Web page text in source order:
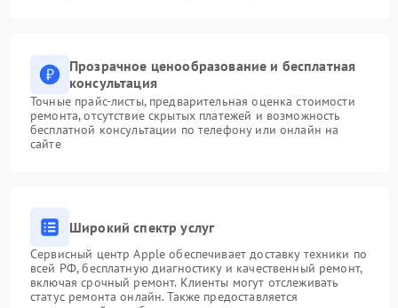
Прозрачное ценообразование и бесплатная
консультация
Точные прайс-листы, предварительная оценка стоимости
ремонта, отсутствие скрытых платежей и возможность
бесплатной консультации по телефону или онлайн на
сайте
Широкий спектр услуг
Сервисный центр Apple обеспечивает доставку техники по
всей РФ, бесплатную диагностику и качественный ремонт,
включая срочный ремонт. Клиенты могут отслеживать
статус ремонта онлайн. Также предоставляется